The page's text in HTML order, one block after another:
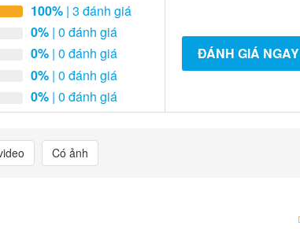
100% | 3 đánh giá
0% | 0 đánh giá
0% | 0 đánh giá
0% | 0 đánh giá
0% | 0 đánh giá
ĐÁNH GIÁ NGAY
Có ảnh